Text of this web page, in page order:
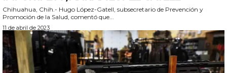
Chihuahua, Chih.- Hugo López-Gatell, ​​​​​subsecretario de Prevención y
Promoción de la Salud, comentó que...
11 de abril de 2023